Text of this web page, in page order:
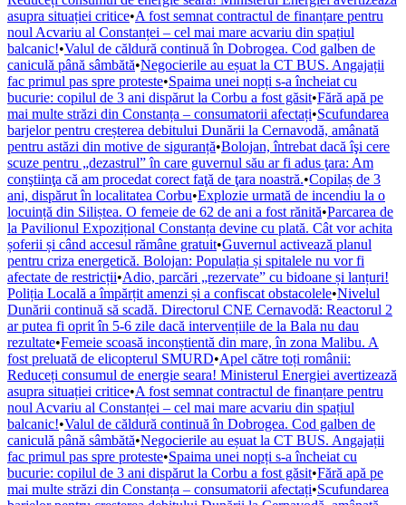
asupra situației critice•A fost semnat contractul de finanțare pentru
noul Acvariu al Constanței – cel mai mare acvariu din spațiul
balcanic!•Valul de căldură continuă în Dobrogea. Cod galben de
caniculă până sâmbătă•Negocierile au eșuat la CT BUS. Angajații
fac primul pas spre proteste•Spaima unei nopți s-a încheiat cu
bucurie: copilul de 3 ani dispărut la Corbu a fost găsit•Fără apă pe
mai multe străzi din Constanța – consumatorii afectați•Scufundarea
barjelor pentru creșterea debitului Dunării la Cernavodă, amânată
pentru astăzi din motive de siguranță•Bolojan, întrebat dacă îşi cere
scuze pentru „dezastrul” în care guvernul său ar fi adus ţara: Am
conştiinţa că am procedat corect faţă de ţara noastră.•Copilaș de 3
ani, dispărut în localitatea Corbu•Explozie urmată de incendiu la o
locuință din Siliștea. O femeie de 62 de ani a fost rănită•Parcarea de
la Pavilionul Expozițional Constanța devine cu plată. Cât vor achita
șoferii și când accesul rămâne gratuit•Guvernul activează planul
pentru criza energetică. Bolojan: Populația și spitalele nu vor fi
afectate de restricții•Adio, parcări „rezervate” cu bidoane și lanțuri!
Poliția Locală a împărțit amenzi și a confiscat obstacolele•Nivelul
Dunării continuă să scadă. Directorul CNE Cernavodă: Reactorul 2
ar putea fi oprit în 5-6 zile dacă intervențiile de la Bala nu dau
rezultate•Femeie scoasă inconștientă din mare, în zona Malibu. A
fost preluată de elicopterul SMURD•Apel către toți românii:
Reduceți consumul de energie seara! Ministerul Energiei avertizează
asupra situației critice•A fost semnat contractul de finanțare pentru
noul Acvariu al Constanței – cel mai mare acvariu din spațiul
balcanic!•Valul de căldură continuă în Dobrogea. Cod galben de
caniculă până sâmbătă•Negocierile au eșuat la CT BUS. Angajații
fac primul pas spre proteste•Spaima unei nopți s-a încheiat cu
bucurie: copilul de 3 ani dispărut la Corbu a fost găsit•Fără apă pe
mai multe străzi din Constanța – consumatorii afectați•Scufundarea